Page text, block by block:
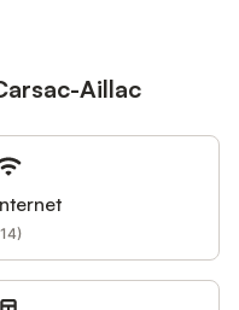
Aillac
14)